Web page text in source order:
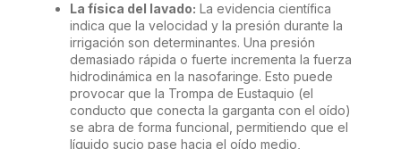
La física del lavado: La evidencia científica
indica que la velocidad y la presión durante la
irrigación son determinantes. Una presión
demasiado rápida o fuerte incrementa la fuerza
hidrodinámica en la nasofaringe. Esto puede
provocar que la Trompa de Eustaquio (el
conducto que conecta la garganta con el oído)
se abra de forma funcional, permitiendo que el
líquido sucio pase hacia el oído medio,